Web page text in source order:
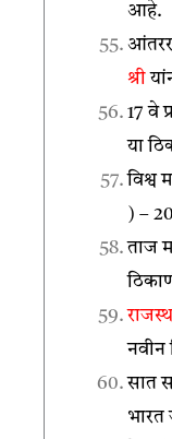
आहे.
श्री
17 वे
या
विश्व
) –
ताज
नवीन
सात
भारत